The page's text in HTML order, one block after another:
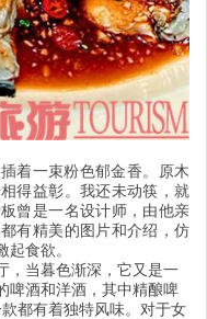
着一束粉色郁金香。原木
得益彰。我还未动筷，就
曾是一名设计师，由他亲
有精美的图片和介绍，仿
食欲。
，当暮色渐深，它又是一
啤酒和洋酒，其中精酿啤
都有着独特风味。对于女